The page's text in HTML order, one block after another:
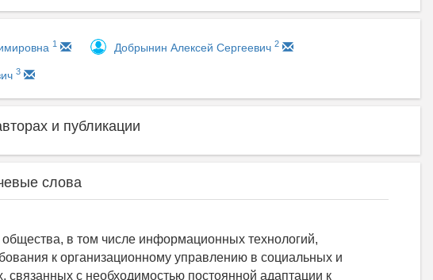
1 Добрынин Алексей Сергеевич 2
3
и публикации
слова
общества, в том числе информационных технологий,
к организационному управлению в социальных и
связанных с необходимостью постоянной адаптации к